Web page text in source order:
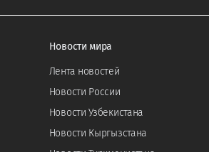
Новости мира
Лента новостей
Новости России
Новости Узбекистана
Новости Кыргызстана